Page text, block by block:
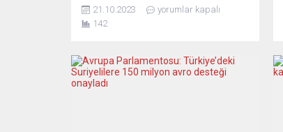
Dione, Alexandra Arrieche
yönetimindeki Antwerp Filarmoni
hitlerini sunacaklar. 2023’ün klasik
solisti ise Nathan Chan. Aralık ayı
boyunca Almanya’da Mannheim,
21.10.2023
yorumlar kapalı
142